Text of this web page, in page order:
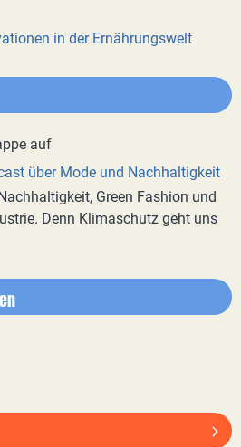
in der Ernährungswelt
über Mode und Nachhaltigkeit
Green Fashion und
Denn Klimaschutz geht uns